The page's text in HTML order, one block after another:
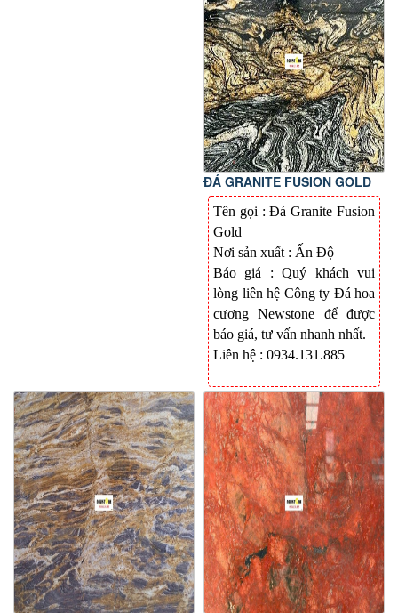
ĐÁ GRANITE FUSION GOLD
Tên gọi : Đá Granite Fusion
Gold
Nơi sản xuất : Ấn Độ
Báo giá : Quý khách vui
lòng liên hệ Công ty Đá hoa
cương Newstone để được
báo giá, tư vấn nhanh nhất.
Liên hệ : 0934.131.885